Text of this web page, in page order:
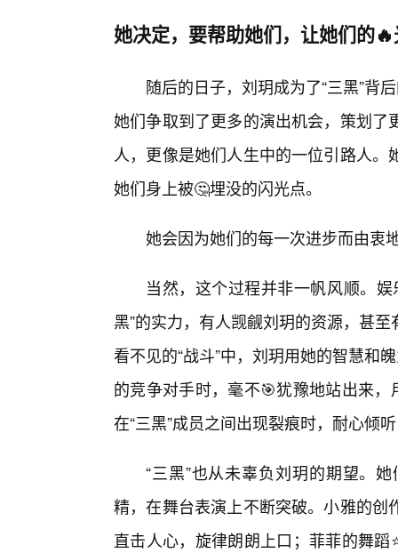
她决定，要帮助她们，让她们的
随后的日子，刘玥成为了“三黑”背
她们争取到了更多的演出机会，策划
人，更像是她们人生中的一位引路人
她们身上被🤔埋没的闪光点。
她会因为她们的每一次进步而由衷
当然，这个过程并非一帆风顺。
黑”的实力，有人觊觎刘玥的资源，甚
看不见的“战斗”中，刘玥用她的智慧和
的竞争对手时，毫不🎯犹豫地站出来
在“三黑”成员之间出现裂痕时，耐心倾
“三黑”也从未辜负刘玥的期望。
精，在舞台表演上不断突破。小雅的
直击人心，旋律朗朗上口；菲菲的舞